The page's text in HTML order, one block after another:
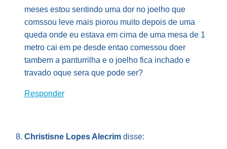
meses estou sentindo uma dor no joelho que
comssou leve mais piorou muito depois de uma
queda onde eu estava em cima de uma mesa de 1
metro cai em pe desde entao comessou doer
tambem a panturrilha e o joelho fica inchado e
travado oque sera que pode ser?
Responder
Christisne Lopes Alecrim disse: